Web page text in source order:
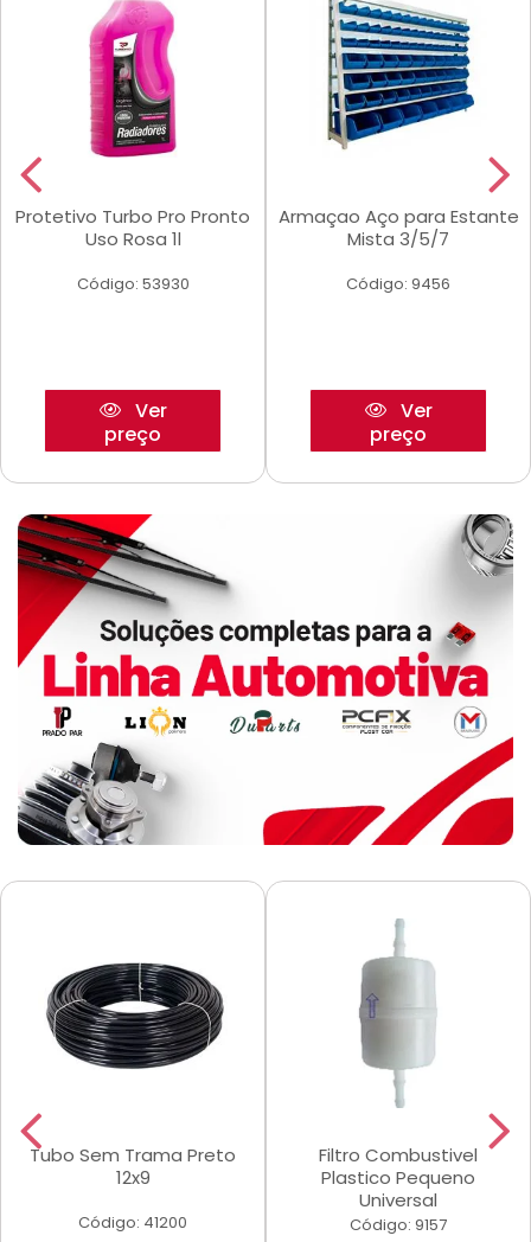
Protetivo Turbo Pro Pronto
Uso Rosa 1l
Código: 53930
Ver
preço
Armaçao Aço para Estante
Mista 3/5/7
Código: 9456
Ver
preço
Tubo Sem Trama Preto
12x9
Código: 41200
Filtro Combustivel
Plastico Pequeno
Universal
Código: 9157